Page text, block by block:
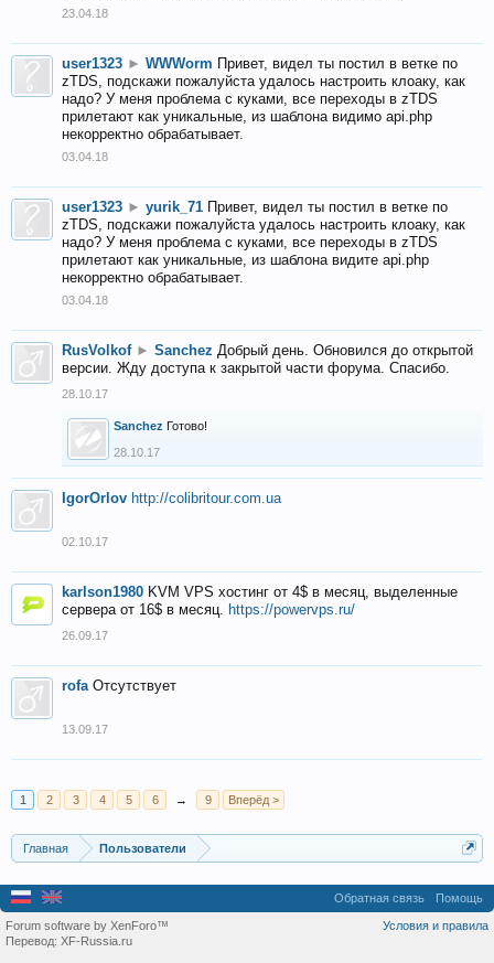
23.04.18
user1323 ► WWWorm Привет, видел ты постил в ветке по
zTDS, подскажи пожалуйста удалось настроить клоаку, как
надо? У меня проблема с куками, все переходы в zTDS
прилетают как уникальные, из шаблона видимо api.php
некорректно обрабатывает.
03.04.18
user1323 ► yurik_71 Привет, видел ты постил в ветке по
zTDS, подскажи пожалуйста удалось настроить клоаку, как
надо? У меня проблема с куками, все переходы в zTDS
прилетают как уникальные, из шаблона видите api.php
некорректно обрабатывает.
03.04.18
RusVolkof ► Sanchez Добрый день. Обновился до открытой
версии. Жду доступа к закрытой части форума. Спасибо.
28.10.17
Sanchez Готово!
28.10.17
IgorOrlov http://colibritour.com.ua
02.10.17
karlson1980 KVM VPS хостинг от 4$ в месяц, выделенные
сервера от 16$ в месяц. https://powervps.ru/
26.09.17
rofa Отсутствует
13.09.17
1 2 3 4 5 6 → 9 Вперёд >
Главная Пользователи
Обратная связь Помощь
Условия и правила
Forum software by XenForo™
Перевод: XF-Russia.ru